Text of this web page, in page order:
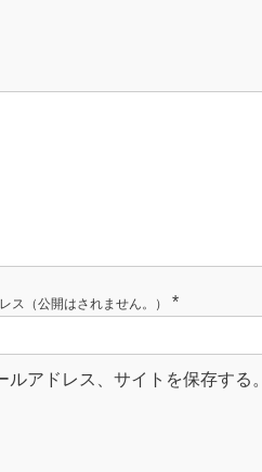
ス（公開はされません。） *
アドレス、サイトを保存する。